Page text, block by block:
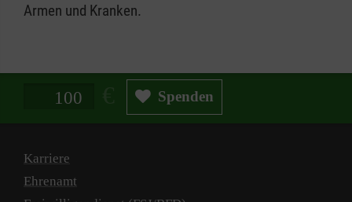
Armen und Kranken.
Spendenbetrag in Euro Spenden
Karriere
Ehrenamt